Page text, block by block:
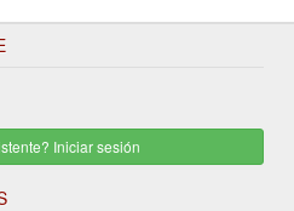
Iniciar sesión